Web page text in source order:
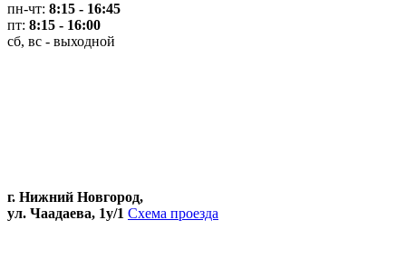
пн-чт: 8:15 - 16:45
пт: 8:15 - 16:00
сб, вс - выходной
г. Нижний Новгород,
ул. Чаадаева, 1у/1 Схема проезда